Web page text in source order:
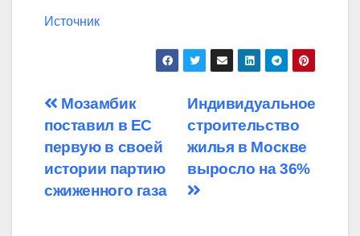
Источник
Навигация
по
записям
Индивидуальное
строительство
жилья в Москве
выросло на 36%
Мозамбик
поставил в ЕС
первую в своей
истории партию
сжиженного газа